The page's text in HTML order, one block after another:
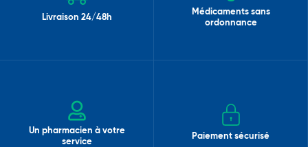
Livraison 24/48h
Médicaments sans
ordonnance
Un pharmacien à votre
service
Paiement sécurisé